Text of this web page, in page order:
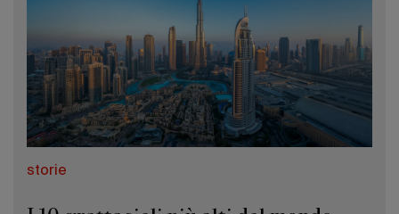
storie